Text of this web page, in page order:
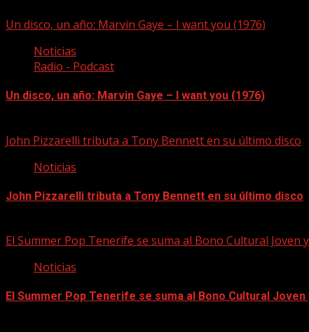
Un disco, un año: Marvin Gaye – I want you (1976)
Noticias
Radio - Podcast
Un disco, un año: Marvin Gaye – I want you (1976)
John Pizzarelli tributa a Tony Bennett en su último disco
Noticias
John Pizzarelli tributa a Tony Bennett en su último disco
El Summer Pop Tenerife se suma al Bono Cultural Joven
Noticias
El Summer Pop Tenerife se suma al Bono Cultural